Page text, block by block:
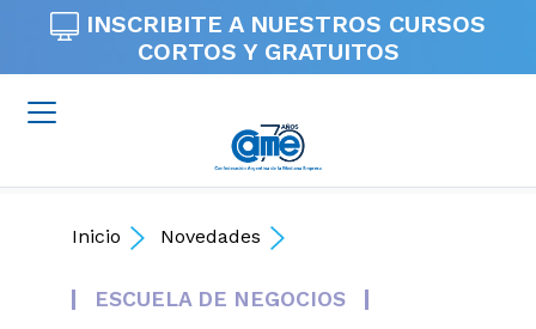
INSCRIBITE A NUESTROS CURSOS
CORTOS Y GRATUITOS
Inicio Novedades
ESCUELA DE NEGOCIOS